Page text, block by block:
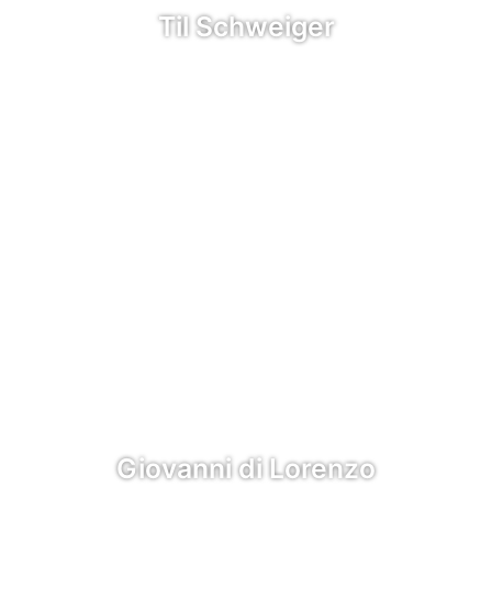
Til Schweiger
Giovanni di Lorenzo